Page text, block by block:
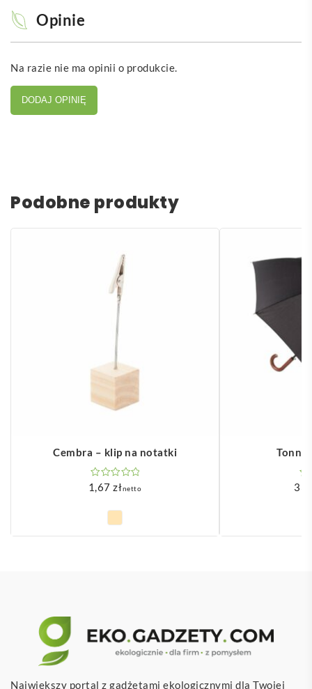
Opinie
Na razie nie ma opinii o produkcie.
DODAJ OPINIĘ
Podobne produkty
Cembra – klip na notatki
1,67złnetto
Największy portal z gadżetami ekologicznymi dla Twojej